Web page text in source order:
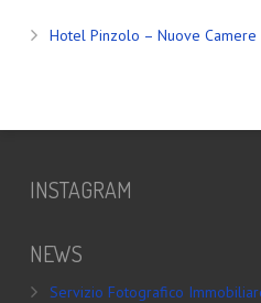
Hotel Pinzolo – Nuove Camere
INSTAGRAM
NEWS
Servizio Fotografico